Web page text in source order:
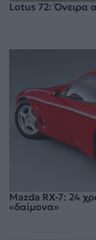
Lotus 72: Όνειρα
Mazda RX-7: 24
«δαίμονα»